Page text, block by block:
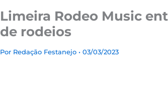
Limeira Rodeo Music
de rodeios
Por Redação Festanejo • 03/03/2023